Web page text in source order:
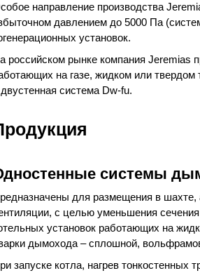
направление производства
давлением до 5000 Па
установок.
российском рынке компания Jeremias
на газе, жидком или
система Dw-fu.
системы
для размещения в
с целью уменьшения
установок работающих на
дымохода – сплошной,
запуске котла, нагрев тонкостенных